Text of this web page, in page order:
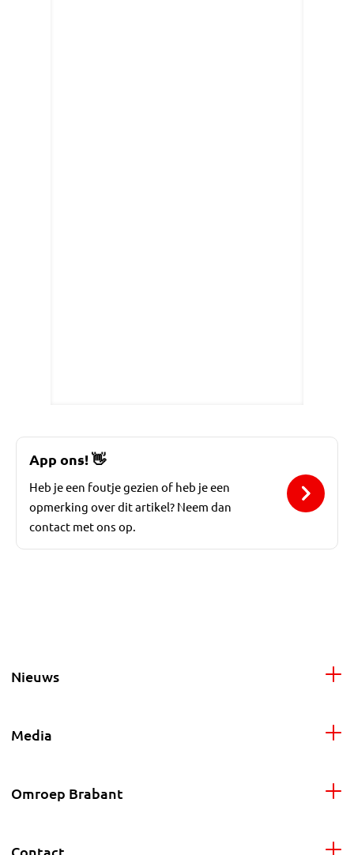
App ons!👋
Heb je een foutje gezien of heb je een
opmerking over dit artikel? Neem dan
contact met ons op.
Nieuws
Media
Omroep Brabant